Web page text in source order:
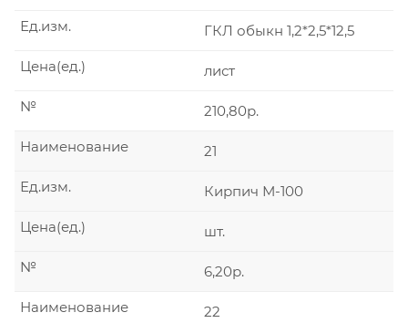
ГКЛ обыкн 1,2*2,5*12,5
Ед.изм.
лист
Цена(ед.)
210,80р.
№
21
Наименование
Кирпич М-100
Ед.изм.
шт.
Цена(ед.)
6,20р.
№
22
Наименование